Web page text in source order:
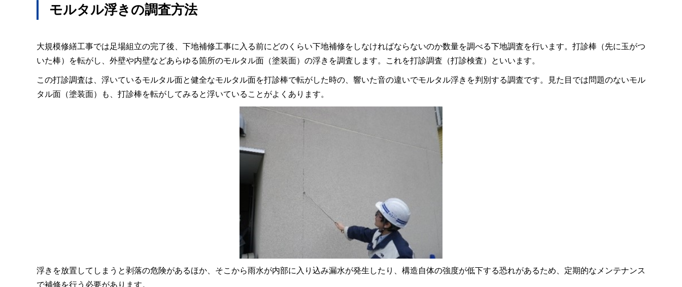
モルタル浮きの調査方法
大規模修繕工事では足場組立の完了後、下地補修工事に入る前にどのくらい下地補修をしなければならないのか数量を調べる下地調査を行います。打診棒（先に玉がつ
いた棒）を転がし、外壁や内壁などあらゆる箇所のモルタル面（塗装面）の浮きを調査します。これを打診調査（打診検査）といいます。
この打診調査は、浮いているモルタル面と健全なモルタル面を打診棒で転がした時の、響いた音の違いでモルタル浮きを判別する調査です。見た目では問題のないモル
タル面（塗装面）も、打診棒を転がしてみると浮いていることがよくあります。
浮きを放置してしまうと剥落の危険があるほか、そこから雨水が内部に入り込み漏水が発生したり、構造自体の強度が低下する恐れがあるため、定期的なメンテナンス
で補修を行う必要があります。